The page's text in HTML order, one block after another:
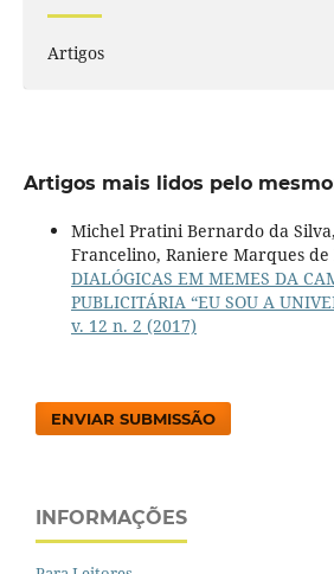
Artigos
Artigos mais lidos pelo
Michel Pratini Bernardo da
Francelino, Raniere Marques de
DIALÓGICAS EM MEMES DA
PUBLICITÁRIA “EU SOU A
v. 12 n. 2 (2017)
ENVIAR SUBMISSÃO
INFORMAÇÕES